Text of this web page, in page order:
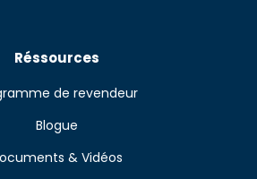
Réssources
de revendeur
Blogue
& Vidéos